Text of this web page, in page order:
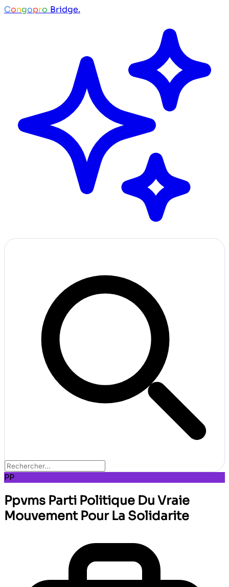
Congopro Bridge.
PP
Ppvms Parti Politique Du Vraie
Mouvement Pour La Solidarite